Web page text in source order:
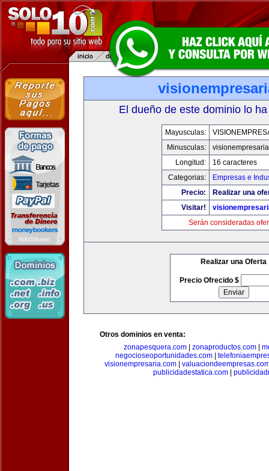
El dueño de este dominio lo
Mayusculas:
Minusculas:
Longitud:
16 caracteres
Categorias:
Empresas e
Precio:
Realizar una
Visitar!
Serán consideradas
Realizar una Oferta
Precio Ofrecido $
Otros dominios en venta:
zonapesquera.com| zonaproductos.com|
negocioseoportunidades.com
visionempresaria.com
publicidadestatica.com